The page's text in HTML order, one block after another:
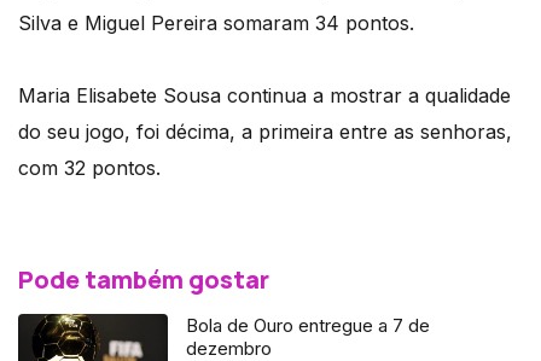
Silva e Miguel Pereira somaram 34 pontos.
Maria Elisabete Sousa continua a mostrar a qualidade
do seu jogo, foi décima, a primeira entre as senhoras,
com 32 pontos.
Pode também gostar
Bola de Ouro entregue a 7 de
dezembro